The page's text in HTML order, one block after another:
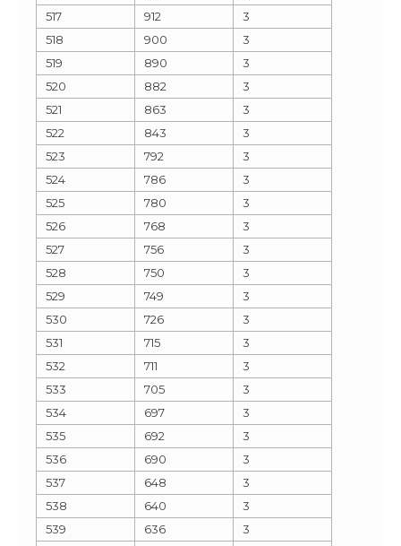
517
912
3
518
900
3
519
890
3
520
882
3
521
863
3
522
843
3
523
792
3
524
786
3
525
780
3
526
768
3
527
756
3
528
750
3
529
749
3
530
726
3
531
715
3
532
711
3
533
705
3
534
697
3
535
692
3
536
690
3
537
648
3
538
640
3
539
636
3